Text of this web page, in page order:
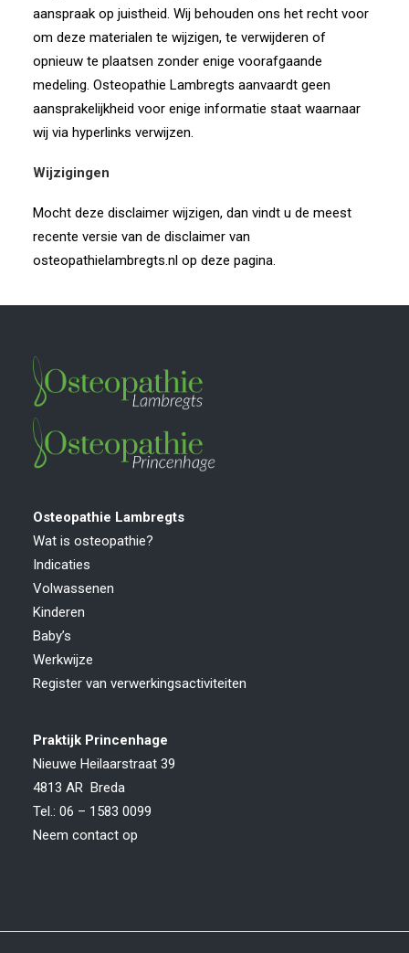
aanspraak op juistheid. Wij behouden ons het recht voor
om deze materialen te wijzigen, te verwijderen of
opnieuw te plaatsen zonder enige voorafgaande
medeling. Osteopathie Lambregts aanvaardt geen
aansprakelijkheid voor enige informatie staat waarnaar
wij via hyperlinks verwijzen.
Wijzigingen
Mocht deze disclaimer wijzigen, dan vindt u de meest
recente versie van de disclaimer van
osteopathielambregts.nl op deze pagina.
Osteopathie Lambregts
Wat is osteopathie?
Indicaties
Volwassenen
Kinderen
Baby’s
Werkwijze
Register van verwerkingsactiviteiten
Praktijk Princenhage
Nieuwe Heilaarstraat 39
4813 AR Breda
Tel.: 06 – 1583 0099
Neem contact op